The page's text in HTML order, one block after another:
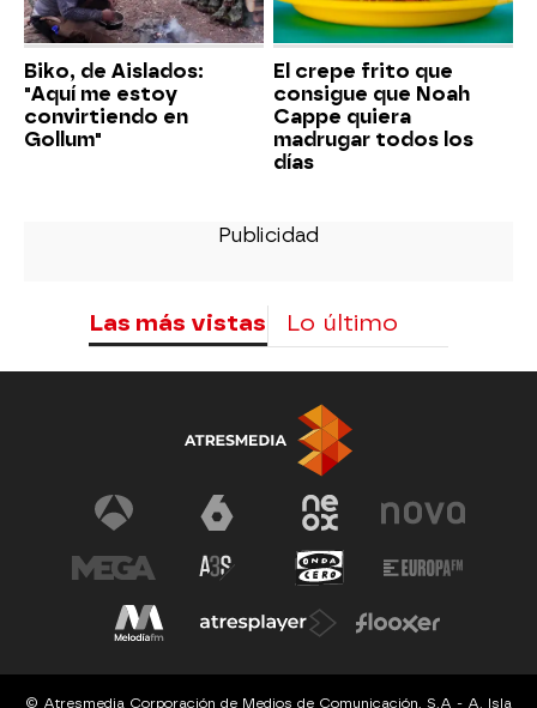
Biko, de Aislados:
"Aquí me estoy
convirtiendo en
Gollum"
El crepe frito que
consigue que Noah
Cappe quiera
madrugar todos los
días
Las más vistas Lo último
© Atresmedia Corporación de Medios de Comunicación, S.A - A. Isla